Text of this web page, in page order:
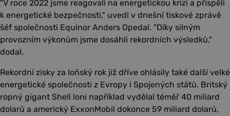
"V roce 2022 jsme reagovali na energetickou krizi a přispěli
k energetické bezpečnosti," uvedl v dnešní tiskové zprávě
šéf společnosti Equinor Anders Opedal. "Díky silným
provozním výkonům jsme dosáhli rekordních výsledků,"
dodal.
Rekordní zisky za loňský rok již dříve ohlásily také další velké
energetické společnosti z Evropy i Spojených států. Britský
ropný gigant Shell loni například vydělal téměř 40 miliard
dolarů a americký ExxonMobil dokonce 59 miliard dolarů,